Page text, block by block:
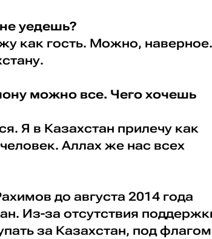
уедешь?
как гость. Можно, наверное.
можно все. Чего хочешь
Я в Казахстан прилечу как
Аллах же нас всех
до августа 2014 года
Из-за отсутствия
за Казахстан, под флагом